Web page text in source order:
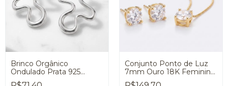
Brinco Orgânico
Ondulado Prata 925
Feminino Premium
Conjunto Ponto de Luz
7mm Ouro 18K Feminino
Premium